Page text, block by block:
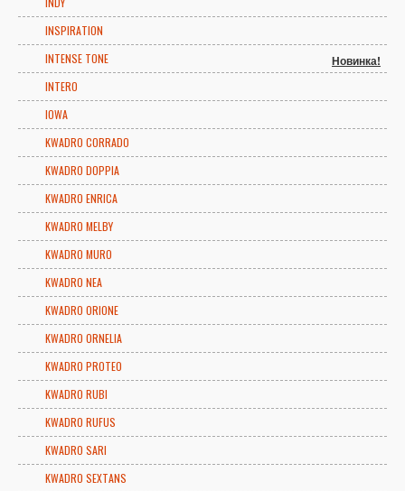
INSPIRATION
INTENSE TONE
Новинка!
INTERO
IOWA
KWADRO CORRADO
KWADRO DOPPIA
KWADRO ENRICA
KWADRO MELBY
KWADRO MURO
KWADRO NEA
KWADRO ORIONE
KWADRO ORNELIA
KWADRO PROTEO
KWADRO RUBI
KWADRO RUFUS
KWADRO SARI
KWADRO SEXTANS